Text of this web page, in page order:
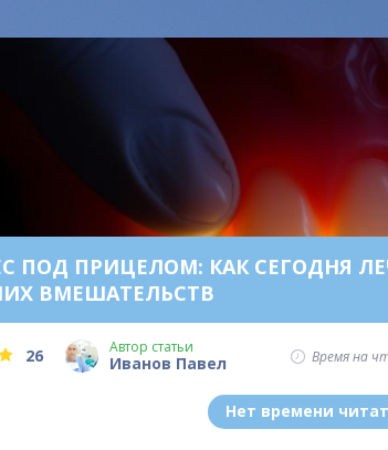
ПОД ПРИЦЕЛОМ: КАК СЕГОДНЯ
ВМЕШАТЕЛЬСТВ
26 Автор статьи
Иванов Павел Время на
Нет времени